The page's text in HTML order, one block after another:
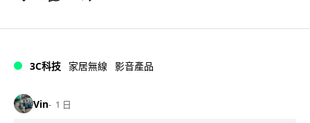
3C科技 家居無線 影音產品
Vin 1 日